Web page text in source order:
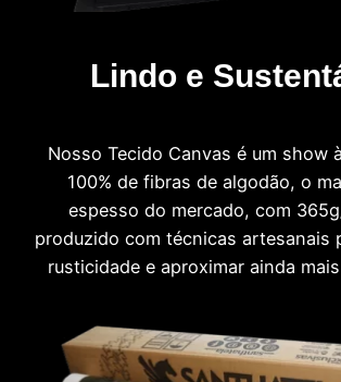
Lindo e
Nosso Tecido Canvas é um show
100% de fibras de algodão, o
espesso do mercado, com
produzido com técnicas artesanais
rusticidade e aproximar ainda